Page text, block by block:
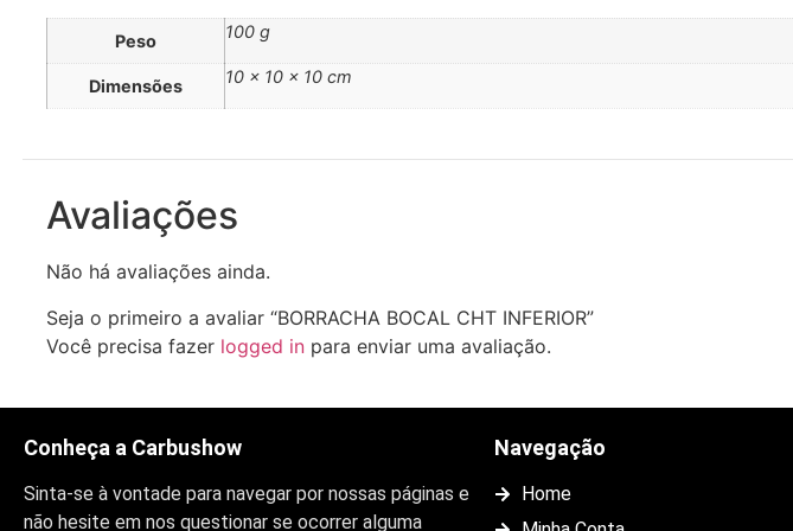
Peso 100 g
Dimensões 10 × 10 × 10 cm
Avaliações
Não há avaliações ainda.
Seja o primeiro a avaliar “BORRACHA BOCAL CHT INFERIOR”
Você precisa fazer logged in para enviar uma avaliação.
Conheça a Carbushow
Sinta-se à vontade para navegar por nossas páginas e
não hesite em nos questionar se ocorrer alguma
Navegação
Home